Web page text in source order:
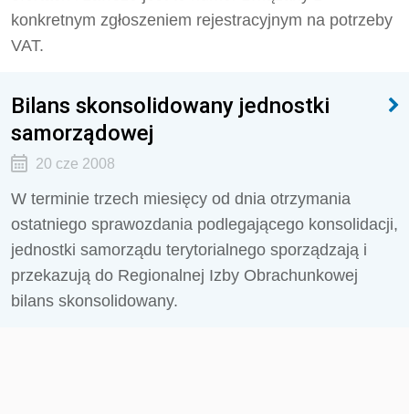
konkretnym zgłoszeniem rejestracyjnym na potrzeby
VAT.
Bilans skonsolidowany jednostki
samorządowej
20 cze 2008
W terminie trzech miesięcy od dnia otrzymania
ostatniego sprawozdania podlegającego konsolidacji,
jednostki samorządu terytorialnego sporządzają i
przekazują do Regionalnej Izby Obrachunkowej
bilans skonsolidowany.